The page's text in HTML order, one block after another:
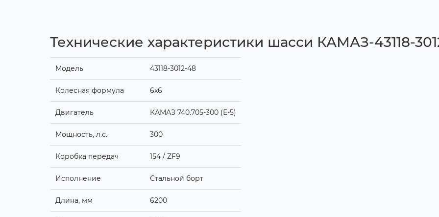
Технические характеристики шасси КАМАЗ-43118-
Модель 43118-3012-48
Колесная формула 6x6
Двигатель КАМАЗ 740.705-300 (Е-5)
Мощность, л.с. 300
Коробка передач 154 / ZF9
Исполнение Стальной борт
Длина, мм 6200